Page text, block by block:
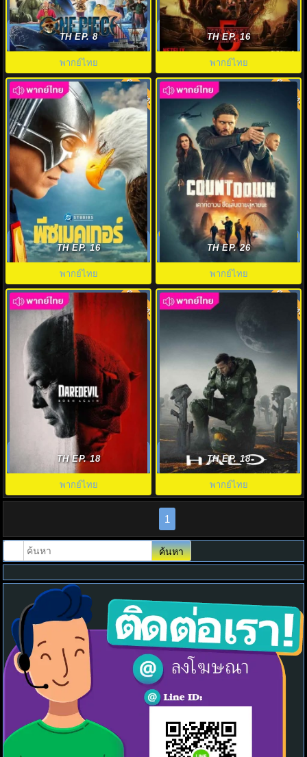
ดูซีรี่ย์ ONE PIECE Season 2
(2026) พากย์ไทย EP1-8 เต็มเรื่อง
HD
TH EP. 8
พากย์ไทย
สเตรนเจอร์ ธิงส์ ซีซั่น 5 (2025)
Stranger Things 5 พากย์ไทย
TH EP. 16
พากย์ไทย
Peacemaker Season2 พากย์ไทย
(2025) พีซเมคเกอร์ ซีซั่น2 EP1-8
8.0 พากย์ไทย
TH EP. 16
พากย์ไทย
Countdown พากย์ไทย (2025) เคา
ท์ดาวน์ ขีดเส้นตายสู่หายนะ
8.0 พากย์ไทย
TH EP. 26
พากย์ไทย
ดูซีรี่ย์ Daredevil: Born Again
(2025) แดร์เดวิล: บอร์นอะเกน
(พากย์ไทย)
8.0 พากย์ไทย
TH EP. 18
พากย์ไทย
เฮโล สงครามพิทักษ์จักรวาล ปี 1
(2022) Halo พากย์ไทย EP.1-9
7.0 พากย์ไทย
TH EP. 18
พากย์ไทย
1
ค้นหา